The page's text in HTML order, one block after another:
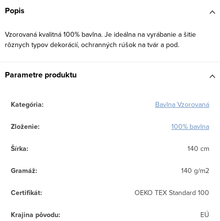
Popis
Vzorovaná kvalitná 100% bavlna. Je ideálna na vyrábanie a šitie
rôznych typov dekorácií, ochranných rúšok na tvár a pod.
Parametre produktu
Kategória: Bavlna Vzorovaná
Zloženie: 100% bavlna
Šírka: 140 cm
Gramáž: 140 g/m2
Certifikát: OEKO TEX Standard 100
Krajina pôvodu: EÚ